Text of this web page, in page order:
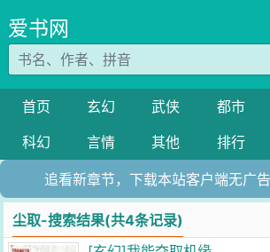
爱书网
首页 玄幻 武侠 都市
科幻
言情 其他 排行
追看新章节，下载本站客户端无广
尘取-搜索结果(共4条记录)